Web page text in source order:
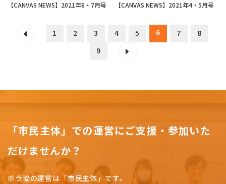
【CANVAS NEWS】2021年6・7月号 【CANVAS NEWS】2021年4・5月号
1 2 3 4 5 6 7
8
9
「市民主体」での運営にご支援・参加いた
だけませんか？
ボラ協の運営は「市民主体」です。